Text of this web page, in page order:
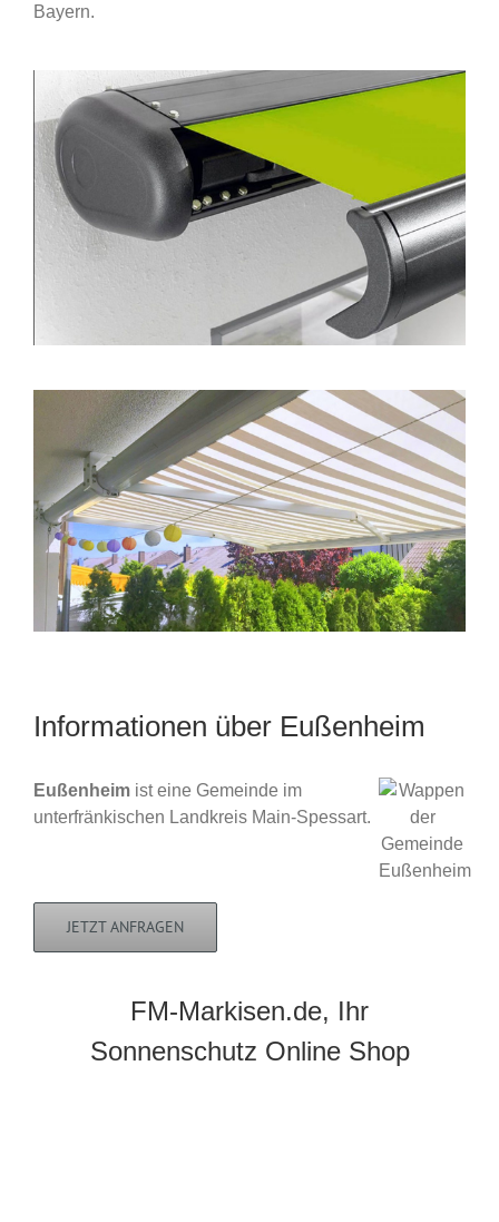
Bayern.
Informationen über Eußenheim
Eußenheim ist eine Gemeinde im
unterfränkischen Landkreis Main-Spessart.
JETZT ANFRAGEN
FM-Markisen.de, Ihr
Sonnenschutz Online Shop